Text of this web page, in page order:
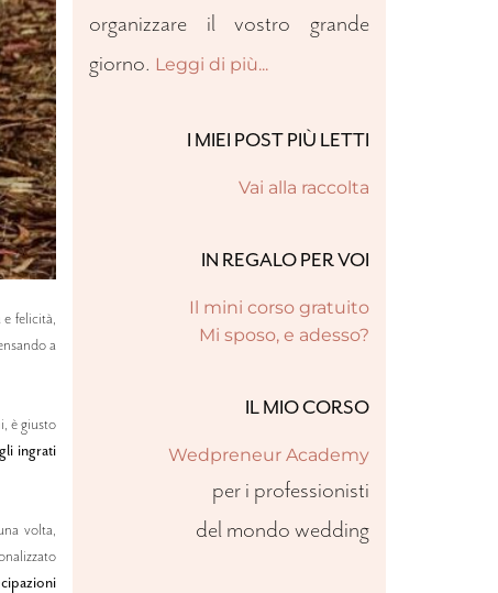
felicità,
a
è giusto
ingrati
volta,
organizzare il vostro grande
giorno. Leggi di più...
I MIEI POST PIÙ LETTI
Vai alla raccolta
IN REGALO PER VOI
Il mini corso gratuito
Mi sposo, e adesso?
IL MIO CORSO
Wedpreneur Academy
per i professionisti
del mondo wedding